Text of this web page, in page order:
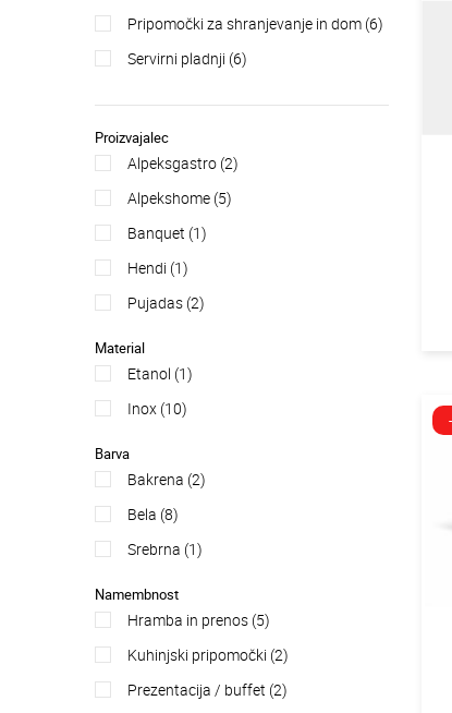
pripomočki za shranjevanje in dom (6)
servirni pladnji (6)
Proizvajalec
alpeksgastro (2)
alpekshome (5)
banquet (1)
hendi (1)
pujadas (2)
Material
etanol (1)
inox (10)
Barva
bakrena (2)
bela (8)
srebrna (1)
Namembnost
hramba in prenos (5)
kuhinjski pripomočki (2)
prezentacija / buffet (2)